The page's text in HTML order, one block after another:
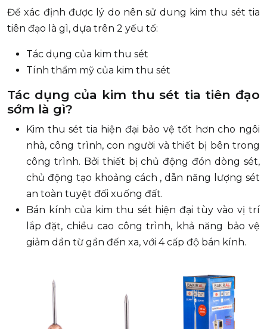
Để xác định được lý do nên sử dung kim thu sét tia
tiên đạo là gì, dựa trên 2 yếu tố:
Tác dụng của kim thu sét
Tính thẩm mỹ của kim thu sét
Tác dụng của kim thu sét tia tiên đạo
sớm là gì?
Kim thu sét tia hiện đại bảo vệ tốt hơn cho ngôi
nhà, công trình, con người và thiết bị bên trong
công trình. Bởi thiết bị chủ động đón dòng sét,
chủ động tạo khoảng cách , dẫn năng lượng sét
an toàn tuyệt đối xuống đất.
Bán kính của kim thu sét hiện đại tùy vào vị trí
lắp đặt, chiều cao công trình, khả năng bảo vệ
giảm dần từ gần đến xa, với 4 cấp độ bán kính.